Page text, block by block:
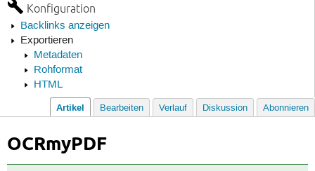
Konfiguration
Backlinks anzeigen
Exportieren
Metadaten
Rohformat
HTML
Artikel Bearbeiten Verlauf Diskussion Abonnieren
OCRmyPDF